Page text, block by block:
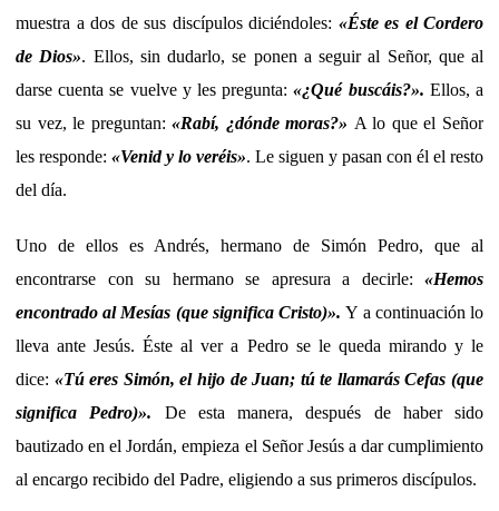
muestra a dos de sus discípulos diciéndoles: «Éste es el Cordero
de Dios». Ellos, sin dudarlo, se ponen a seguir al Señor, que al
darse cuenta se vuelve y les pregunta:«¿Qué buscáis?». Ellos, a
su vez, le preguntan:«Rabí, ¿dónde moras?» A lo que el Señor
les responde: «Venid y lo veréis». Le siguen y pasan con él el resto
del día.
Uno de ellos es Andrés, hermano de Simón Pedro, que al
encontrarse con su hermano se apresura a decirle: «Hemos
encontrado al Mesías (que significa Cristo)». Y a continuación lo
lleva ante Jesús. Éste al ver a Pedro se le queda mirando y le
dice: «Tú eres Simón, el hijo de Juan; tú te llamarás Cefas (que
significa Pedro)». De esta manera, después de haber sido
bautizado en el Jordán, empieza el Señor Jesús a dar cumplimiento
al encargo recibido del Padre, eligiendo a sus primeros discípulos.